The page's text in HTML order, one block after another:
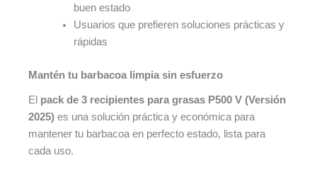
buen estado
Usuarios que prefieren soluciones prácticas y
rápidas
Mantén tu barbacoa limpia sin esfuerzo
El pack de 3 recipientes para grasas P500 V (Versión
2025) es una solución práctica y económica para
mantener tu barbacoa en perfecto estado, lista para
cada uso.